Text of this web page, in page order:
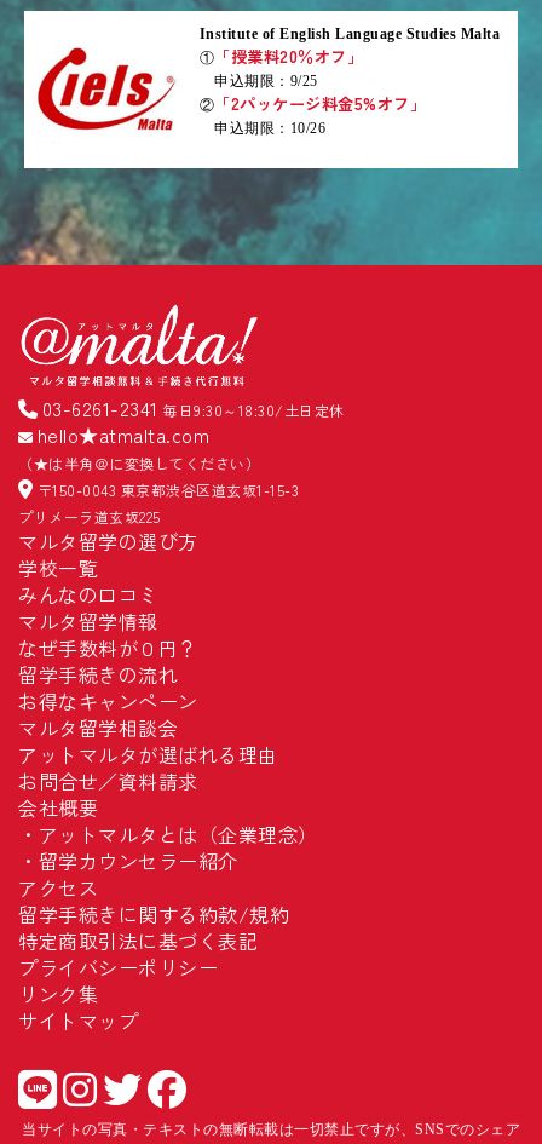
Institute of English Language Studies Malta
① 「授業料20％オフ」
申込期限：9/25
② 「2パッケージ料金5%オフ」
申込期限：10/26
03-6261-2341 毎日9:30～18:30/土日定休
hello★atmalta.com
（★は半角＠に変換してください）
〒150-0043 東京都渋谷区道玄坂1-15-3
プリメーラ道玄坂225
マルタ留学の選び方
学校一覧
みんなの口コミ
マルタ留学情報
なぜ手数料が０円？
留学手続きの流れ
お得なキャンペーン
マルタ留学相談会
アットマルタが選ばれる理由
お問合せ／資料請求
会社概要
・ アットマルタとは（企業理念）
・ 留学カウンセラー紹介
アクセス
留学手続きに関する約款/規約
特定商取引法に基づく表記
プライバシーポリシー
リンク集
サイトマップ
当サイトの写真・テキストの無断転載は一切禁止ですが、SNSでのシェア